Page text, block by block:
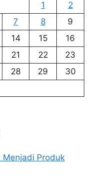
1
2
7 8
9
14 15
16
21 22
23
28 29
30
Menjadi Produk